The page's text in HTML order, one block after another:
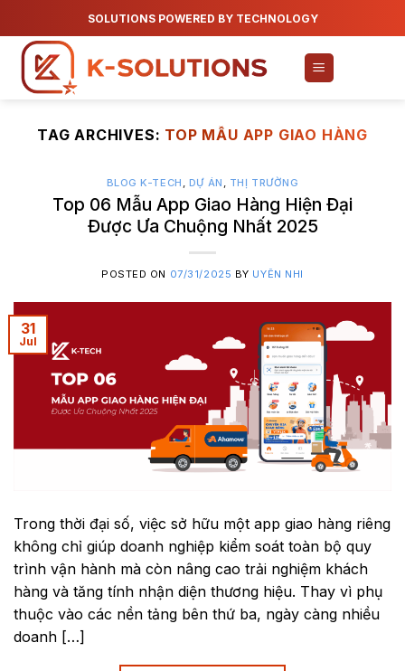
to
content
SOLUTIONS POWERED BY TECHNOLOGY
TAG ARCHIVES: TOP MẪU APP GIAO HÀNG
BLOG K-TECH , DỰ ÁN , THỊ TRƯỜNG
Top 06 Mẫu App Giao Hàng Hiện Đại
Được Ưa Chuộng Nhất 2025
POSTED ON 07/31/2025 BY UYÊN NHI
31
Jul
Trong thời đại số, việc sở hữu một app giao hàng riêng
không chỉ giúp doanh nghiệp kiểm soát toàn bộ quy
trình vận hành mà còn nâng cao trải nghiệm khách
hàng và tăng tính nhận diện thương hiệu. Thay vì phụ
thuộc vào các nền tảng bên thứ ba, ngày càng nhiều
doanh […]